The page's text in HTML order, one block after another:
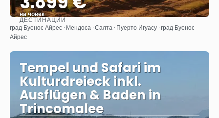
на човек
Вижте
ДЕСТИНАЦИИ
град Буенос Айрес · Мендоса · Салта · Пуерто Игуасу · град Буенос
Айрес
Tempel und Safari im
Kulturdreieck inkl.
Ausflügen & Baden in
Trincomalee